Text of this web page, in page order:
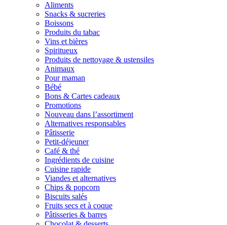
Aliments
Snacks & sucreries
Boissons
Produits du tabac
Vins et bières
Spiritueux
Produits de nettoyage & ustensiles
Animaux
Pour maman
Bébé
Bons & Cartes cadeaux
Promotions
Nouveau dans l’assortiment
Alternatives responsables
Pâtisserie
Petit-déjeuner
Café & thé
Ingrédients de cuisine
Cuisine rapide
Viandes et alternatives
Chips & popcorn
Biscuits salés
Fruits secs et à coque
Pâtisseries & barres